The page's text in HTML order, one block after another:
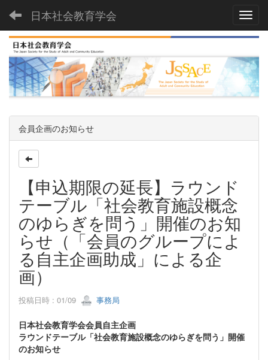
日本社会教育学会
会員企画のお知らせ
【申込期限の延長】ラウンド
テーブル「社会教育施設概念
のゆらぎを問う」開催のお知
らせ（「会員のグループによ
る自主企画助成」による企
画）
投稿日時 : 01/09 事務局
日本社会教育学会会員自主企画
ラウンドテーブル「社会教育施設概念のゆらぎを問う」開催
のお知らせ